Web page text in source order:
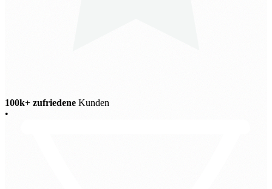
100k+ zufriedene Kunden
•